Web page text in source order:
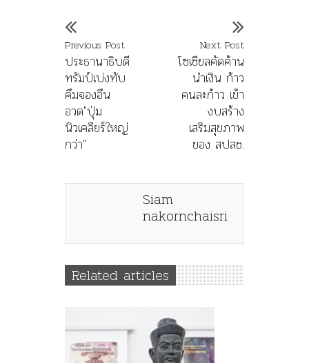
Previous Post
ประธานาธิบดี
ทรัมป์เบ่งทับ
คึมจองอึน
อวด"ปุ่ม
นิวเคลียร์ใหญ่
กว่า"
Next Post
โซเชียลคัดค้าน
นำเงิน ก้าว
คนละก้าว เข้า
งบสร้าง
เสริมสุขภาพ
ของ สปสช.
Siam
nakornchaisri
Related articles